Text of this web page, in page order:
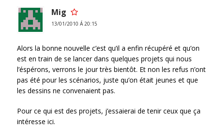
Mig
13/01/2010 Á 20:15
Alors la bonne nouvelle c’est qu’il a enfin récupéré et qu’on
est en train de se lancer dans quelques projets qui nous
l’éspérons, verrons le jour très bientôt. Et non les refus n’ont
pas été pour les scénarios, juste qu’on était jeunes et que
les dessins ne convenaient pas.
Pour ce qui est des projets, j’essaierai de tenir ceux que ça
intéresse ici.